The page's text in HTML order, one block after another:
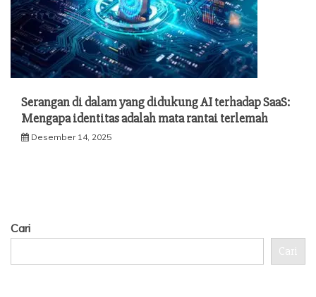
Serangan di dalam yang didukung AI terhadap SaaS:
Mengapa identitas adalah mata rantai terlemah
Desember 14, 2025
Cari
Cari